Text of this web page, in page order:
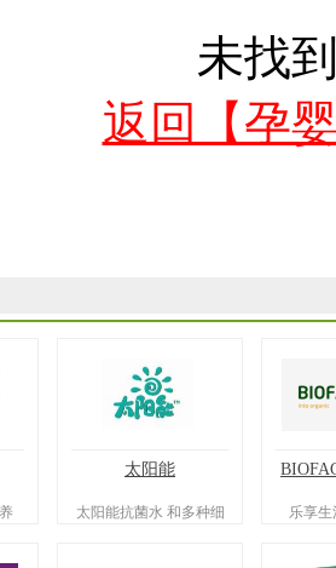
未找
返回【孕
太阳能
太阳能抗菌水 和多种细
乐享